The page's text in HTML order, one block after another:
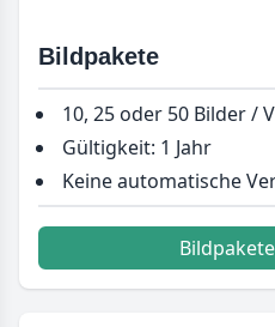
Bildpakete
10, 25 oder 50 Bilder /
Gültigkeit: 1 Jahr
Keine automatische